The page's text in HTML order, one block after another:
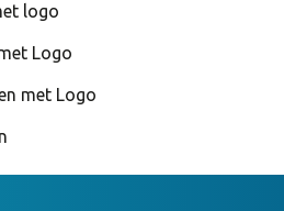
logo
Logo
met Logo